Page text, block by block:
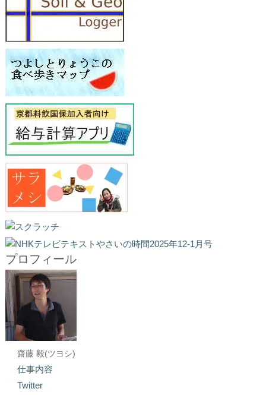
プロフィール
齋藤 毅(ツヨシ)
仕事内容
Twitter